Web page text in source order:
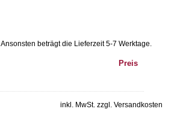
Ansonsten beträgt die Lieferzeit 5-7 Werktage.
Preis
inkl. MwSt. zzgl. Versandkosten